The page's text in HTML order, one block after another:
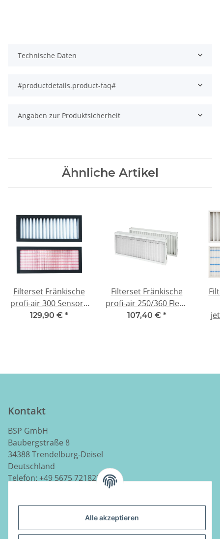
Alle akzeptieren
Technische Daten
#productdetails.product-faq#
Angaben zur Produktsicherheit
Ähnliche Artikel
Filterset Fränkische
profi-air 300 Sensor -
F7/G4
129,90 € *
Filterset Fränkische
profi-air 250/360 Flex -
F7/G4
107,40 € *
Kontakt
BSP GmbH
Baubergstraße 8
34388 Trendelburg-Deisel
Deutschland
Telefon: +49 5675 7218290
Informationen